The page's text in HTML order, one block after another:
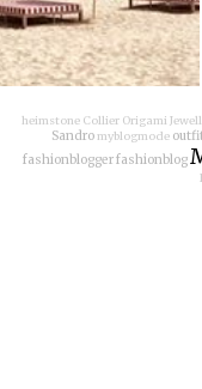
heimstone Collier Origami
Sandromyblogmode
fashionbloggerfashionblog